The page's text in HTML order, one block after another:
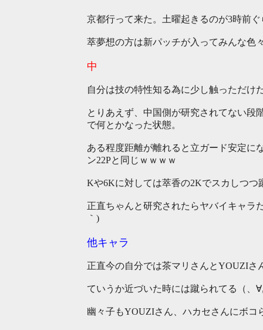
京都行って来た。土曜起きるのが3時前
萃夢想の方は新パッチが入ってみんな色
中
自分は技の特性知る為に少し触っただけ
とりあえず、中国側が研究されてない段
で何とかなった状態。
ある程度距離が離れると立ガード安定に
ン22Pと同じｗｗｗｗ
Kや6Kに対しては萃香の2Kでスカしつ
正直ちゃんと研究されたらヤバイキャラ
｀)
他キャラ
正直今の自分では茶マリさんとYOUZIさ
ていうか近づいた時には蹴られてる（、
幽々子もYOUZIさん、ハカセさんにボコ